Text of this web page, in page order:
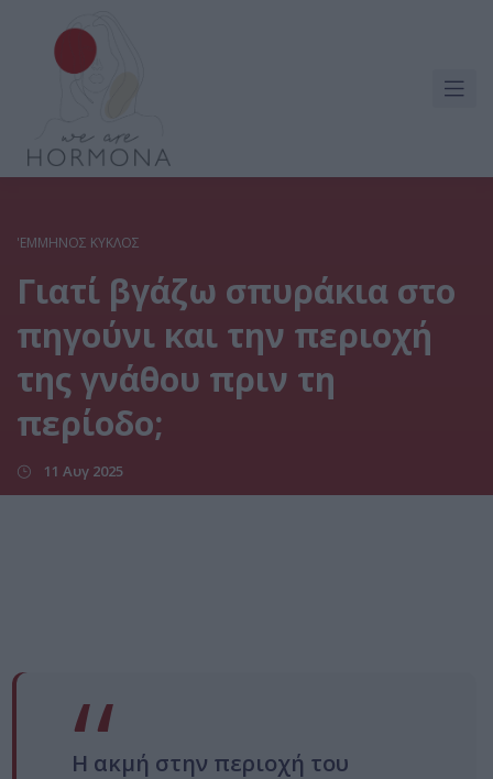
'ΕΜΜΗΝΟΣ ΚΎΚΛΟΣ
Γιατί βγάζω σπυράκια στο
πηγούνι και την περιοχή
της γνάθου πριν τη
περίοδο;
11 Αυγ 2025
Η ακμή στην περιοχή του